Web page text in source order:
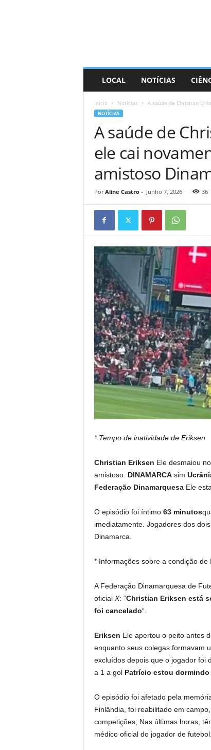
LOCAL NOTÍCIAS
Início Notícias A saúde de Christian
NOTÍCIAS
A saúde de
ele cai
amistoso
Por Aline Castro- Junho 7, 2026 36
* Tempo de inatividade de Eriksen
Christian Eriksen Ele desmaiou
amistoso. DINAMARCAsim
Federação DinamarquesaEle
O episódio foi íntimo 63 minutos
imediatamente. Jogadores dos
Dinamarca.
* Informações sobre a condição de
A Federação Dinamarquesa de
oficial X: “Christian Eriksen está
foi cancelado“.
Eriksen Ele apertou o peito antes
enquanto seus colegas formavam
excluídos depois que o jogador foi
a 1 a gol Patrício estou dormindo
O episódio foi afetado pela
Finlândia, foi reabilitado em
competições; Nas últimas horas,
médico oficial do jogador de futebol.